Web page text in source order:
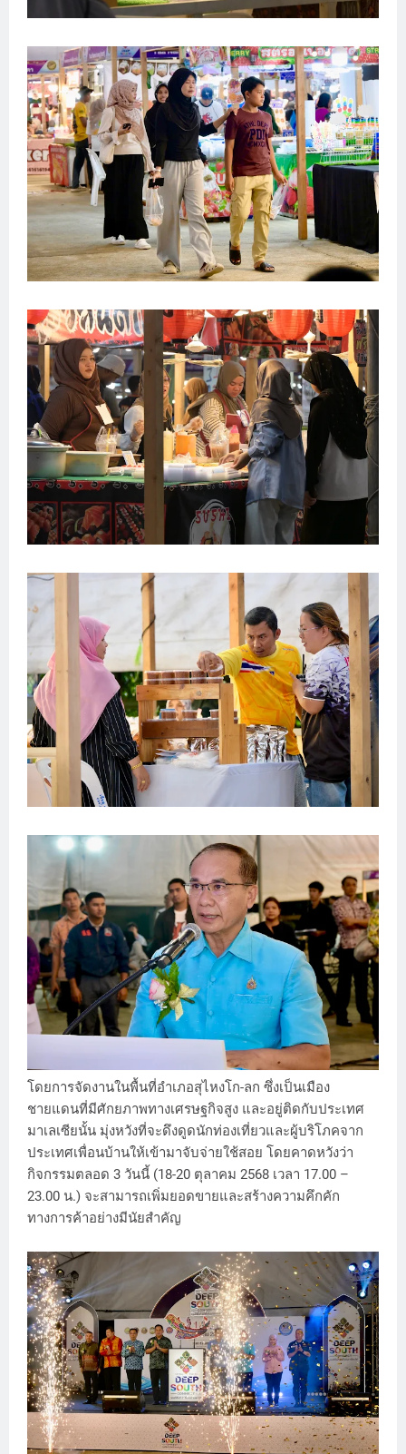
โดยการจัดงานในพื้นที่อำเภอสุไหงโก-ลก ซึ่งเป็นเมือง
ชายแดนที่มีศักยภาพทางเศรษฐกิจสูง และอยู่ติดกับประเทศ
มาเลเซียนั้น มุ่งหวังที่จะดึงดูดนักท่องเที่ยวและผู้บริโภคจาก
ประเทศเพื่อนบ้านให้เข้ามาจับจ่ายใช้สอย โดยคาดหวังว่า
กิจกรรมตลอด 3 วันนี้ (18-20 ตุลาคม 2568 เวลา 17.00 –
23.00 น.) จะสามารถเพิ่มยอดขายและสร้างความคึกคัก
ทางการค้าอย่างมีนัยสำคัญ